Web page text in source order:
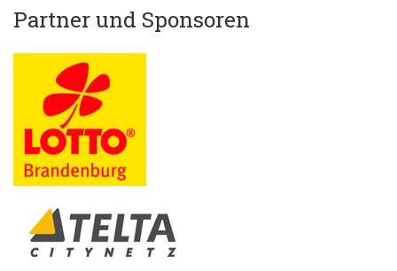
Partner und Sponsoren